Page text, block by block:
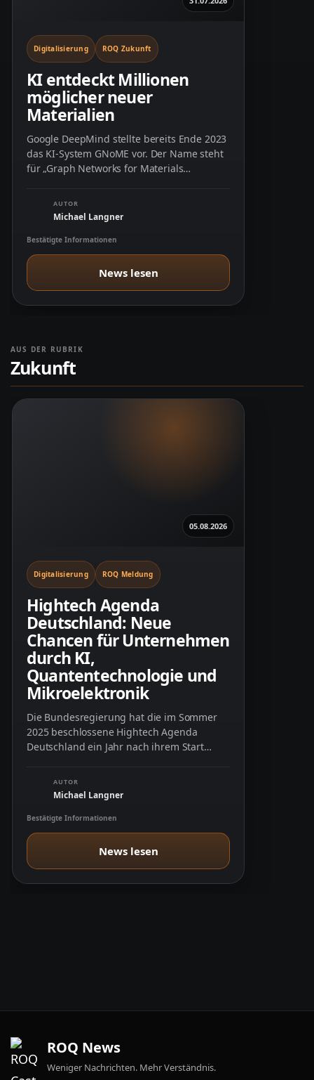
Digitalisierung ROQ Zukunft
KI entdeckt Millionen
möglicher neuer
Materialien
Google DeepMind stellte bereits Ende 2023
das KI-System GNoME vor. Der Name steht
für „Graph Networks for Materials
AUTOR
Michael Langner
Bestätigte Informationen
News lesen
AUS DER RUBRIK
Zukunft
05.08.2026
Digitalisierung ROQ Meldung
Hightech Agenda
Deutschland: Neue
Chancen für Unternehmen
durch KI,
Quantentechnologie und
Mikroelektronik
Die Bundesregierung hat die im Sommer
2025 beschlossene Hightech Agenda
Deutschland ein Jahr nach ihrem Start
AUTOR
Michael Langner
Bestätigte Informationen
News lesen
ROQ News
Weniger Nachrichten. Mehr Verständnis.